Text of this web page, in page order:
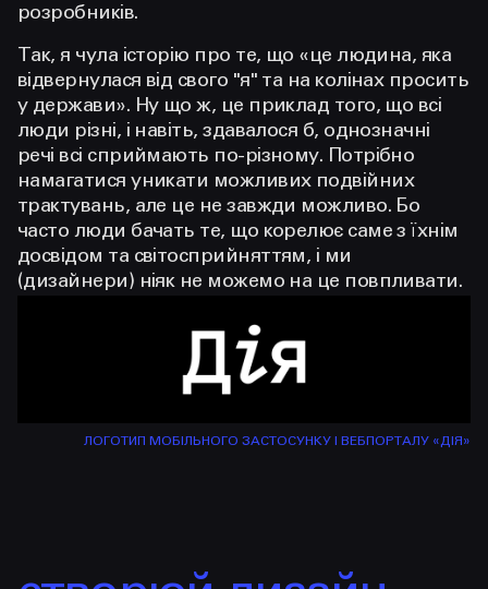
розробників.
Так, я чула історію про те, що «це людина, яка
відвернулася від свого "я" та на колінах просить
у держави». Ну що ж, це приклад того, що всі
люди різні, і навіть, здавалося б, однозначні
речі всі сприймають по-різному. Потрібно
намагатися уникати можливих подвійних
трактувань, але це не завжди можливо. Бо
часто люди бачать те, що корелює саме з їхнім
досвідом та світосприйняттям, і ми
(дизайнери) ніяк не можемо на це повпливати.
ЛОГОТИП МОБІЛЬНОГО ЗАСТОСУНКУ І ВЕБПОРТАЛУ «ДІЯ»